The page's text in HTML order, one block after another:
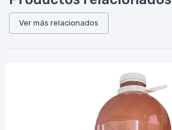
Ver más relacionados